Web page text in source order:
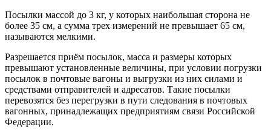
Посылки массой до 3 кг, у которых наибольшая сторона не
более 35 см, а сумма трех измерений не превышает 65 см,
называются мелкими.
Разрешается приём посылок, масса и размеры которых
превышают установленные величины, при условии погрузки
посылок в почтовые вагоны и выгрузки из них силами и
средствами отправителей и адресатов. Такие посылки
перевозятся без перегрузки в пути следования в почтовых
вагонных, принадлежащих предприятиям связи Российской
Федерации.